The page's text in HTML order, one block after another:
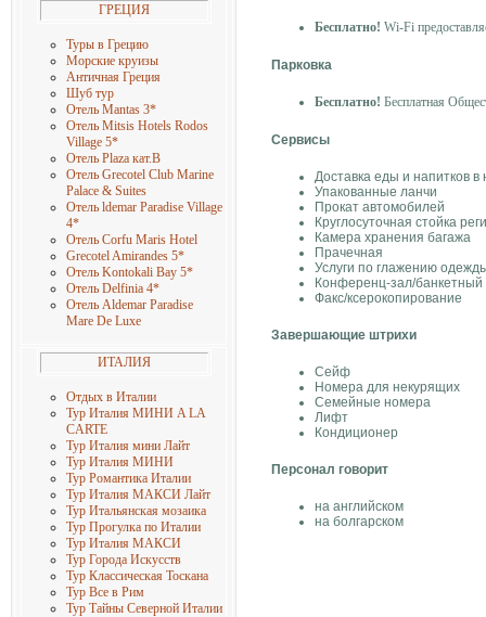
ГРЕЦИЯ
Туры в Грецию
Морские круизы
Античная Греция
Шуб тур
Отель Mantas 3*
Отель Mitsis Hotels Rodos
Village 5*
Отель Plaza кат.B
Отель Grecotel Club Marine
Palace & Suites
Отель ldemar Paradise Village
4*
Отель Corfu Maris Hotel
Grecotel Amirandes 5*
Отель Kontokali Bay 5*
Отель Delfinia 4*
Отель Aldemar Paradise
Mare De Luxe
ИТАЛИЯ
Отдых в Италии
Тур Италия МИНИ A LA
CARTE
Тур Италия мини Лайт
Тур Италия МИНИ
Тур Романтика Италии
Тур Италия МАКСИ Лайт
Тур Итальянская мозаика
Тур Прогулка по Италии
Тур Италия МАКСИ
Тур Города Искусств
Тур Классическая Тоскана
Тур Все в Рим
Тур Тайны Северной Италии
Бесплатно! Wi-Fi
Парковка
Бесплатно! Бесплатная
Сервисы
Доставка еды и напитков в
Упакованные ланчи
Прокат автомобилей
Круглосуточная стойка
Камера хранения багажа
Прачечная
Услуги по глажению
Конференц-зал/банкетный
Факс/ксерокопирование
Завершающие штрихи
Сейф
Номера для некурящих
Семейные номера
Лифт
Кондиционер
Персонал говорит
на английском
на болгарском